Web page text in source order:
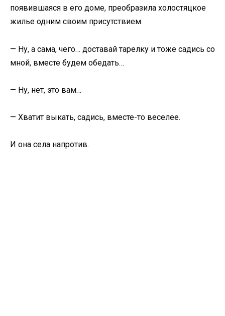
появившаяся в его доме, преобразила холостяцкое
жилье одним своим присутствием.
— Ну, а сама, чего… доставай тарелку и тоже садись со
мной, вместе будем обедать…
— Ну, нет, это вам…
— Хватит выкать, садись, вместе-то веселее.
И она села напротив.